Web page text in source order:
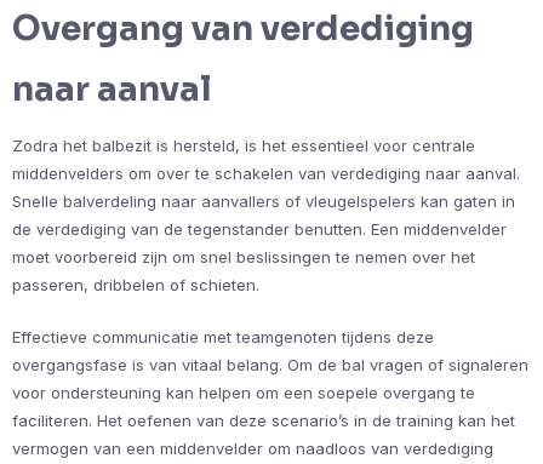
Overgang van verdediging
naar aanval
Zodra het balbezit is hersteld, is het essentieel voor centrale
middenvelders om over te schakelen van verdediging naar aanval.
Snelle balverdeling naar aanvallers of vleugelspelers kan gaten in
de verdediging van de tegenstander benutten. Een middenvelder
moet voorbereid zijn om snel beslissingen te nemen over het
passeren, dribbelen of schieten.
Effectieve communicatie met teamgenoten tijdens deze
overgangsfase is van vitaal belang. Om de bal vragen of signaleren
voor ondersteuning kan helpen om een soepele overgang te
faciliteren. Het oefenen van deze scenario’s in de training kan het
vermogen van een middenvelder om naadloos van verdediging